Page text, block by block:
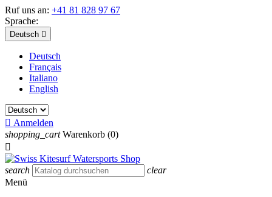
Ruf uns an: +41 81 828 97 67
Sprache:
Deutsch 
Deutsch
Français
Italiano
English
 Anmelden
shopping_cart Warenkorb (0)

search
clear
Menü